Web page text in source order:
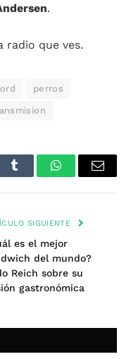
.
radio que ves.
perros
Tumblr WhatsAppEmail
SIGUIENTE
es el mejor
del mundo?
Reich sobre su
gastronómica